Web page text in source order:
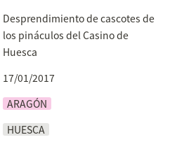
Desprendimiento de cascotes de
los pináculos del Casino de
Huesca
17/01/2017
ARAGÓN
HUESCA